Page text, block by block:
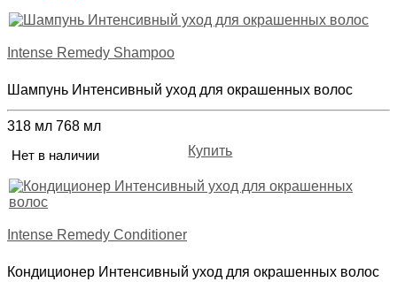
Intense Remedy Shampoo
Шампунь Интенсивный уход для окрашенных волос
318 мл 768 мл
Нет в наличии
Купить
Intense Remedy Conditioner
Кондиционер Интенсивный уход для окрашенных волос